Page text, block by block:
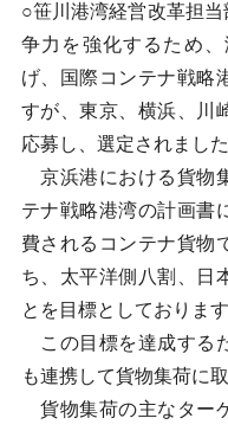
○笹川港湾経営改革担
争力を強化するため
げ、国際コンテナ戦略
すが、東京、横浜、川
応募し、選定されました
京浜港における貨物
テナ戦略港湾の計画書
費されるコンテナ貨物
ち、太平洋側八割、日
とを目標としております
この目標を達成する
も連携して貨物集荷に
貨物集荷の主なター